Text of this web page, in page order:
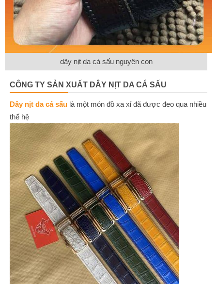
dây nịt da cá sấu nguyên con
CÔNG TY SẢN XUẤT DÂY NỊT DA CÁ SẤU
Dây nịt da cá sấu là một món đồ xa xỉ đã được đeo qua nhiều
thế hệ